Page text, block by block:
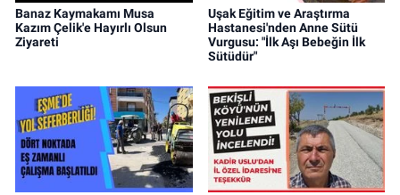
Banaz Kaymakamı Musa
Kazım Çelik'e Hayırlı Olsun
Ziyareti
Uşak Eğitim ve Araştırma
Hastanesi'nden Anne Sütü
Vurgusu: "İlk Aşı Bebeğin İlk
Sütüdür"